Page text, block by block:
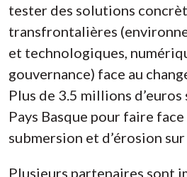
tester des solutions
transfrontalières
et technologiques,
gouvernance) face au
Plus de 3.5 millions
Pays Basque pour faire
submersion et d’érosion
Plusieurs partenaires sont